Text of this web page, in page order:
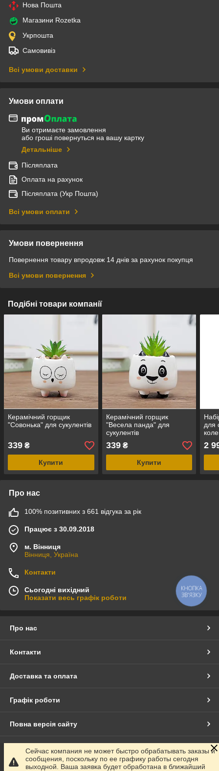
Нова Пошта
Магазини Rozetka
Укрпошта
Самовивіз
Всі умови доставки
Умови оплати
Ви отримаєте замовлення
або гроші повернуться на вашу картку
Детальніше
Післяплата
Оплата на рахунок
Післяплата (Укр Пошта)
Всі умови оплати
Умови повернення
Повернення товару впродовж 14 днів за рахунок покупця
Всі умови повернення
Подібні товари компанії
Керамічний горщик
"Совонька" для сукулентів
339 ₴
Купити
Керамічний горщик
"Весела панда" для
сукулентів
339₴
Купити
для
2
Про нас
100% позитивних з 661 відгука за рік
Працює з 30.09.2018
м. Вінниця
Вінниця, Україна
Контакти
Сьогодні вихідний
Показати весь графік роботи
Про нас
Контакти
Доставка та оплата
Графік роботи
Повна версія сайту
Сайт створено на маркетплейсі Prom.ua
Сейчас компания не может быстро обрабатывать заказы и
сообщения, поскольку по ее графику работы сегодня
выходной. Ваша заявка будет обработана в ближайший
КНОПКА
ЗВ'ЯЗКУ